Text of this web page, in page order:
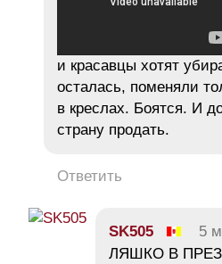
и красавцы хотят
осталась, поменяли
в креслах. Боятся. И
страну продать.
Ответить
SK505 5
ЛЯШКО В